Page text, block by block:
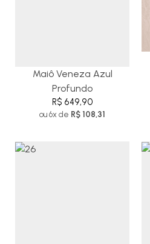
Maiô Veneza Azul
Profundo
R$ 649,90
ou 6x de R$ 108,31